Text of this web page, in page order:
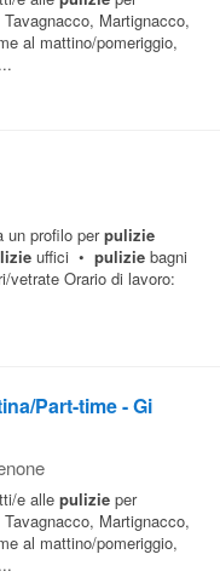
Martignacco,
al mattino/pomeriggio,
un profilo perpulizie
uffici • pulizie bagni
vetrate Orario di lavoro:
Part-time - Gi
e alle pulizie per
Martignacco,
al mattino/pomeriggio,